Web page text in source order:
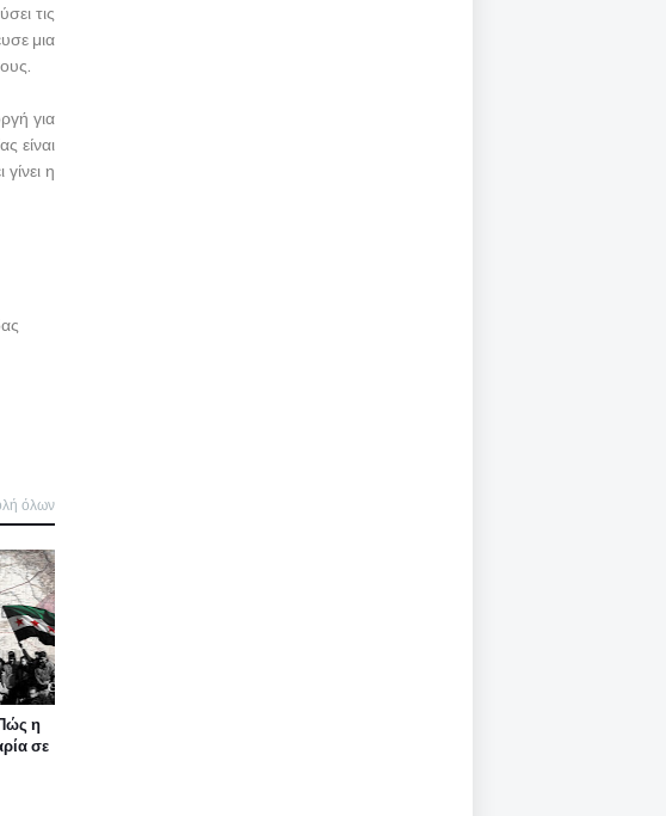
τις
μια
για
είναι
η
όλων
η
σε